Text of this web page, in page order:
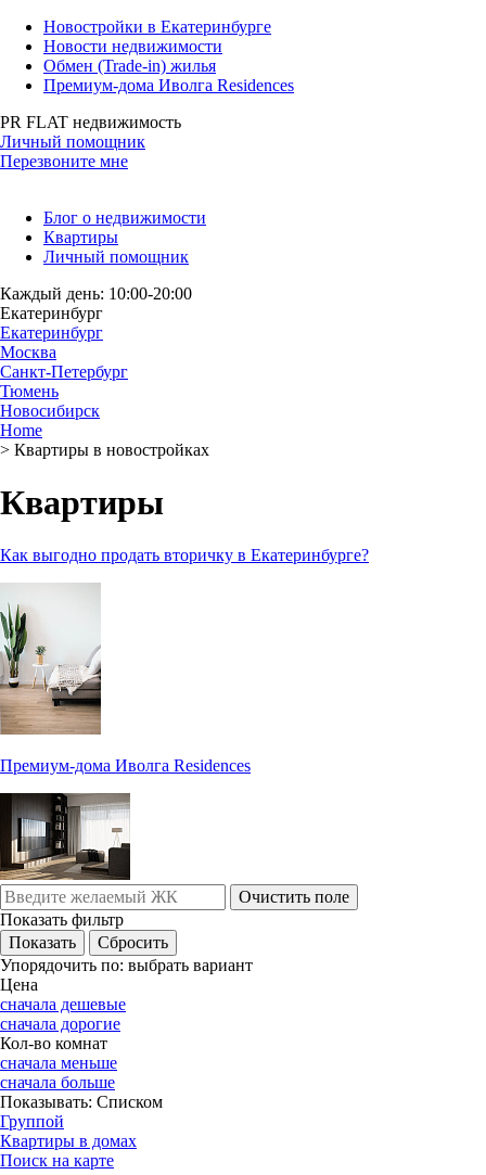
Новостройки в Екатеринбурге
Новости недвижимости
Обмен (Trade-in) жилья
Премиум-дома Иволга Residences
PR FLAT недвижимость
Личный помощник
Перезвоните мне
Блог о недвижимости
Квартиры
Личный помощник
Каждый день: 10:00-20:00
Екатеринбург
Екатеринбург
Москва
Санкт-Петербург
Тюмень
Новосибирск
Home
> Квартиры в новостройках
Квартиры
Как выгодно продать вторичку в Екатеринбурге?
Премиум-дома Иволга Residences
Очистить поле
Показать фильтр
Упорядочить по: выбрать вариант
Цена
сначала дешевые
сначала дорогие
Кол-во комнат
сначала меньше
сначала больше
Показывать: Списком
Группой
Квартиры в домах
Поиск на карте